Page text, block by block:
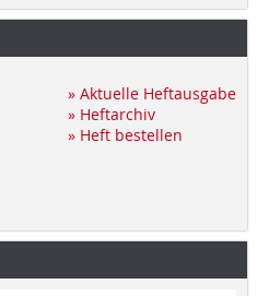
» Aktuelle Heftausgabe
» Heftarchiv
» Heft bestellen